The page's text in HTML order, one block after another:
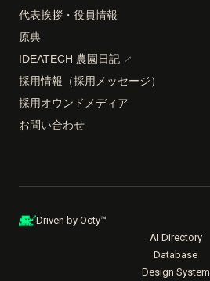
代表挨拶・役員情報
原典
IDEATECH 農園日記 ↗
採用情報（採用メッセージ）
採用オウンドメディア
お問い合わせ
Driven by Octy™
AI Directory
Database
Design System